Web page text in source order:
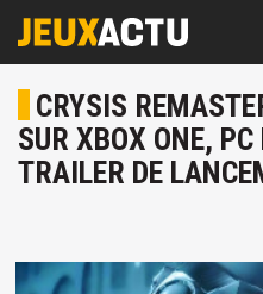
CRYSIS
SUR XBOX ONE,
TRAILER DE